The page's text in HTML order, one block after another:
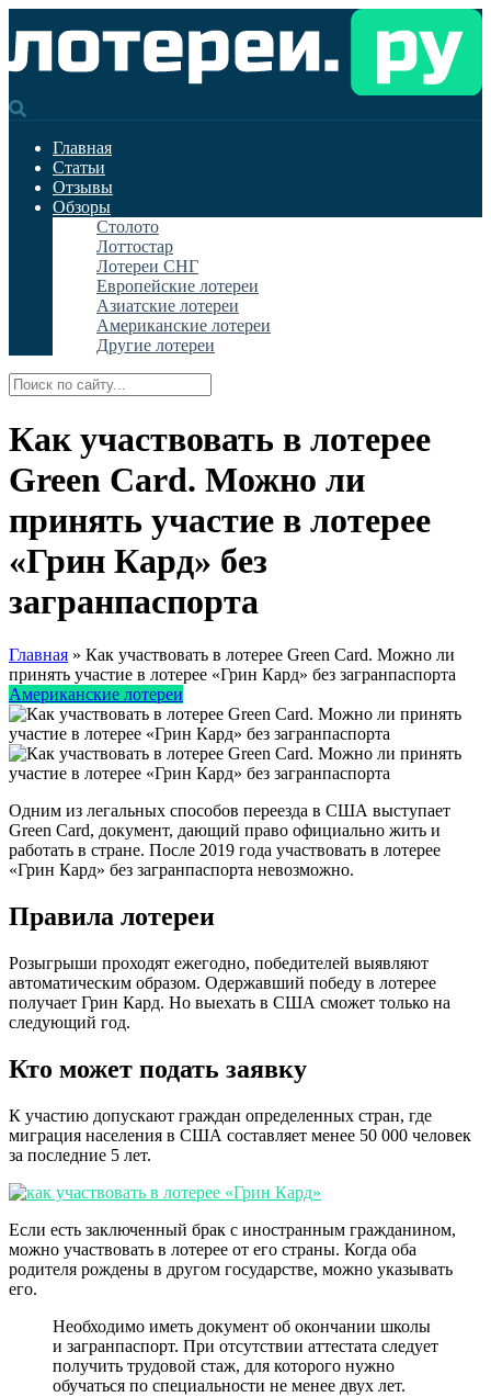
Главная
Статьи
Отзывы
Обзоры
Столото
Лоттостар
Лотереи СНГ
Европейские лотереи
Азиатские лотереи
Американские лотереи
Другие лотереи
Как участвовать в лотерее
Green Card. Можно ли
принять участие в лотерее
«Грин Кард» без
загранпаспорта
Главная » Как участвовать в лотерее Green Card. Можно ли
принять участие в лотерее «Грин Кард» без загранпаспорта
Американские лотереи
Одним из легальных способов переезда в США выступает
Green Card, документ, дающий право официально жить и
работать в стране. После 2019 года участвовать в лотерее
«Грин Кард» без загранпаспорта невозможно.
Правила лотереи
Розыгрыши проходят ежегодно, победителей выявляют
автоматическим образом. Одержавший победу в лотерее
получает Грин Кард. Но выехать в США сможет только на
следующий год.
Кто может подать заявку
К участию допускают граждан определенных стран, где
миграция населения в США составляет менее 50 000 человек
за последние 5 лет.
Если есть заключенный брак с иностранным гражданином,
можно участвовать в лотерее от его страны. Когда оба
родителя рождены в другом государстве, можно указывать
его.
Необходимо иметь документ об окончании школы
и загранпаспорт. При отсутствии аттестата следует
получить трудовой стаж, для которого нужно
обучаться по специальности не менее двух лет.